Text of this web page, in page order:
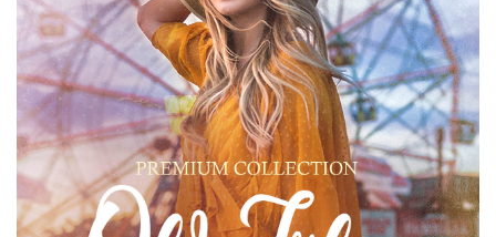
(1783 Overlays)
Large 6000*4000px
Free download